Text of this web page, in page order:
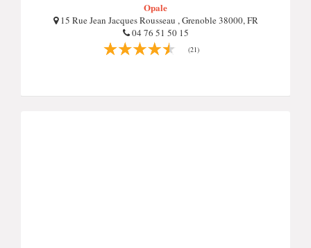
Opale
15 Rue Jean Jacques Rousseau , Grenoble 38000, FR
04 76 51 50 15
(21)